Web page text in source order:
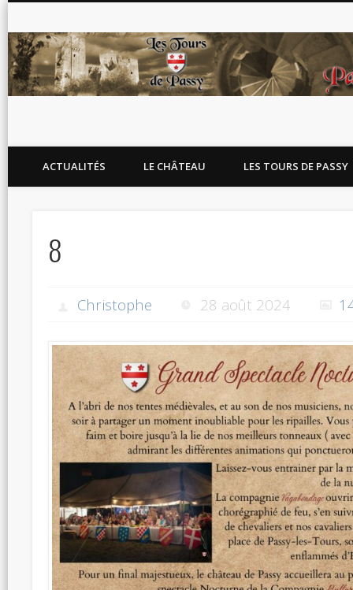
Blog de l'association Les Tours de Passy
ACTUALITÉS LE CHÂTEAU LES TOURS DE PASSY
8
Christophe 28 août 2024